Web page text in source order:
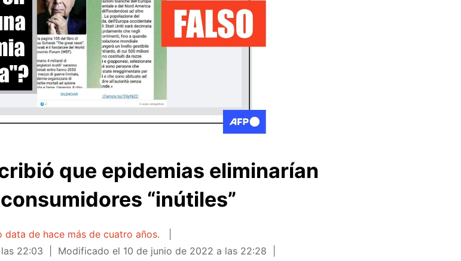
que epidemias eliminarían
“inútiles”
data de hace más de cuatro años.
22:03 Modificado el 10 de junio de 2022 a las 22:28